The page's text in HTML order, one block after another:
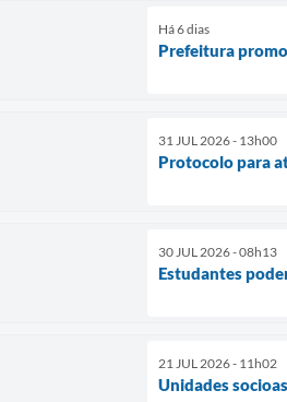
Há 6 dias
Prefeitura
31 JUL 2026 - 13h00
Protocolo para
30 JUL 2026 - 08h13
Estudantes
21 JUL 2026 - 11h02
Unidades